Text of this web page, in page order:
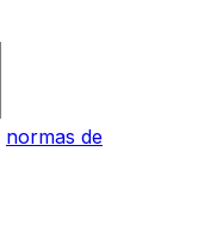
normas de